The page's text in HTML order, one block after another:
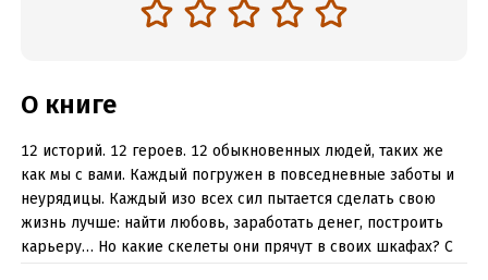
О книге
12 историй. 12 героев. 12 обыкновенных людей, таких же
как мы с вами. Каждый погружен в повседневные заботы и
неурядицы. Каждый изо всех сил пытается сделать свою
жизнь лучше: найти любовь, заработать денег, построить
карьеру… Но какие скелеты они прячут в своих шкафах? С